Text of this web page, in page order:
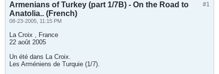
#1
Armenians of Turkey (part 1/7B) - On the Road to
Anatolia.. (French)
08-23-2005, 11:15 PM
La Croix , France
22 août 2005
Un été dans La Croix.
Les Arméniens de Turquie (1/7).